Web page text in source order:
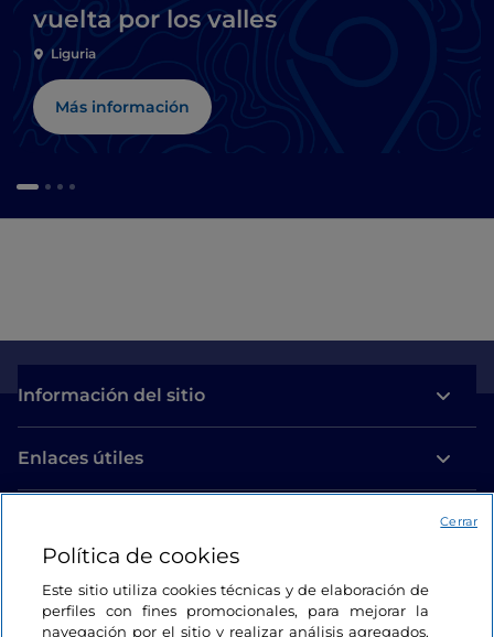
vuelta por los valles
Liguria
Más información
Información del sitio
Enlaces útiles
Estamos en contacto
Política de cookies
Este sitio utiliza cookies técnicas y de elaboración de
perfiles con fines promocionales, para mejorar la
navegación por el sitio y realizar análisis agregados.
Cerrar